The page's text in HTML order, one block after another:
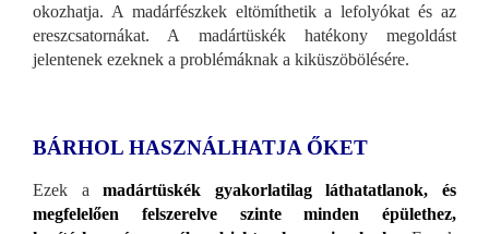
okozhatja. A madárfészkek eltömíthetik a lefolyókat és az
ereszcsatornákat. A madártüskék hatékony megoldást
jelentenek ezeknek a problémáknak a kiküszöbölésére.
BÁRHOL HASZNÁLHATJA ŐKET
Ezek amadártüskék gyakorlatilag láthatatlanok, és
megfelelően felszerelve szinte minden épülethez,